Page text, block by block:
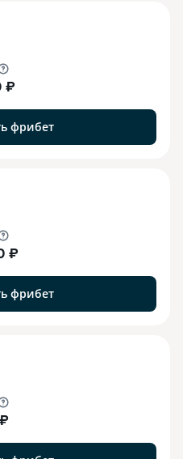
₽
фрибет
₽
фрибет